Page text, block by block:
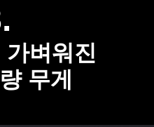
가벼워진
무게